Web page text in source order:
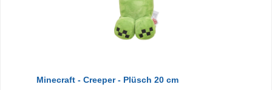
Minecraft - Creeper - Plüsch 20 cm